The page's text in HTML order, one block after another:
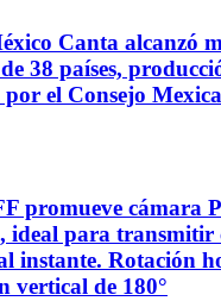
Canta alcanzó
38 países,
el Consejo
promueve cámara
ideal para transmitir
instante. Rotación
vertical de 180°